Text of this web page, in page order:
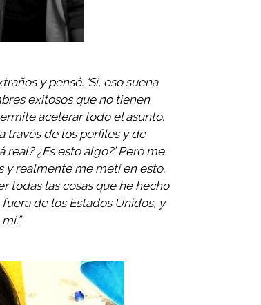
y pensé: ‘Sí, eso suena
exitosos que no tienen
acelerar todo el asunto.
través de los perfiles y de
¿Es esto algo?’ Pero me
y realmente me metí en esto.
todas las cosas que he hecho
de los Estados Unidos, y